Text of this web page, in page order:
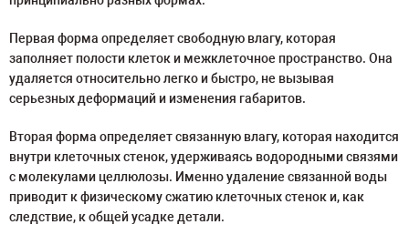
Первая форма определяет свободную влагу, которая
заполняет полости клеток и межклеточное пространство. Она
удаляется относительно легко и быстро, не вызывая
серьезных деформаций и изменения габаритов.
Вторая форма определяет связанную влагу, которая находится
внутри клеточных стенок, удерживаясь водородными связями
с молекулами целлюлозы. Именно удаление связанной воды
приводит к физическому сжатию клеточных стенок и, как
следствие, к общей усадке детали.